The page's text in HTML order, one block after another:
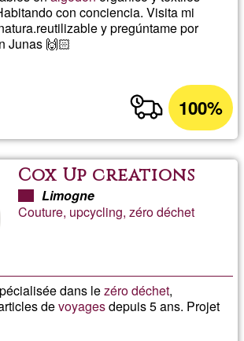
con conciencia. Visita mi
y pregúntame por
Junas 🙌🏻
100%
Cox Up creations
Limogne
Couture, upcycling, zéro déchet
dans lezéro déchet,
devoyagesdepuis 5 ans. Projet